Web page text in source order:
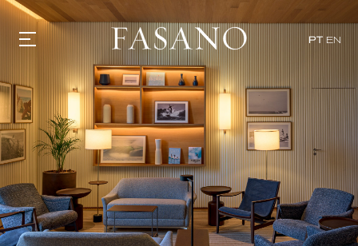
PT EN
GASTRONOMIA
HOTÉIS
EXPERIÊNCIAS
EVENTOS
VILLAS
SHOP | SELEZIONE
DESCUBRA
WHAT'S COOKING
CORRIERE